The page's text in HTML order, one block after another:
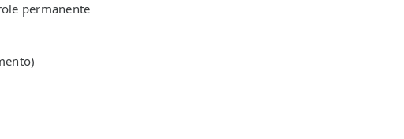
permanente